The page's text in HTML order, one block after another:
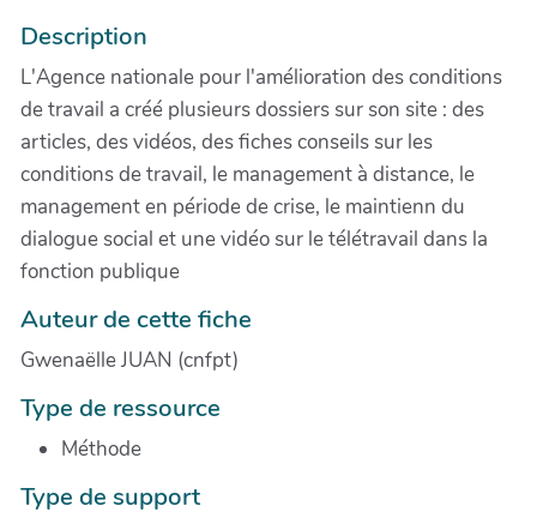
Description
L'Agence nationale pour l'amélioration des conditions
de travail a créé plusieurs dossiers sur son site : des
articles, des vidéos, des fiches conseils sur les
conditions de travail, le management à distance, le
management en période de crise, le maintienn du
dialogue social et une vidéo sur le télétravail dans la
fonction publique
Auteur de cette fiche
Gwenaëlle JUAN (cnfpt)
Type de ressource
Méthode
Type de support